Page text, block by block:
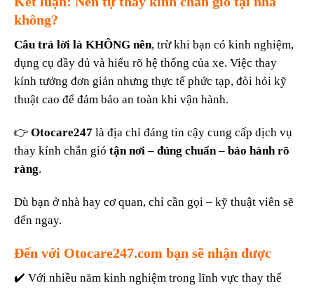
không?
Câu trả lời là KHÔNG nên, trừ khi bạn có kinh nghiệm,
dụng cụ đầy đủ và hiểu rõ hệ thống của xe. Việc thay
kính tưởng đơn giản nhưng thực tế phức tạp, đòi hỏi kỹ
thuật cao để đảm bảo an toàn khi vận hành.
👉 Otocare247 là địa chỉ đáng tin cậy cung cấp dịch vụ
thay kính chắn gió tận nơi – đúng chuẩn – bảo hành rõ
ràng.
Dù bạn ở nhà hay cơ quan, chỉ cần gọi – kỹ thuật viên sẽ
đến ngay.
Đến với Otocare247.com bạn sẽ nhận được
✔️ Với nhiều năm kinh nghiệm trong lĩnh vực thay thế